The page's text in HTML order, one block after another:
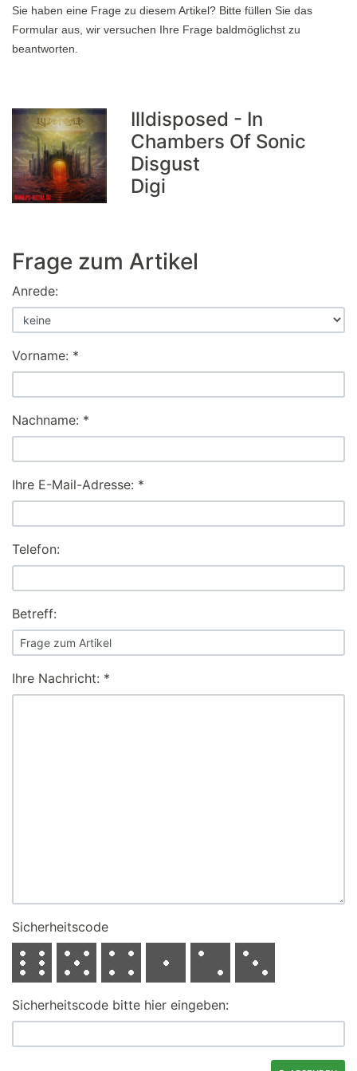
Sie haben eine Frage zu diesem Artikel? Bitte füllen Sie das
Formular aus, wir versuchen Ihre Frage baldmöglichst zu
beantworten.
Illdisposed - In
Chambers Of Sonic
Disgust
Digi
Frage zum Artikel
Anrede:
Vorname: *
Nachname: *
Ihre E-Mail-Adresse: *
Telefon:
Betreff:
Ihre Nachricht: *
Sicherheitscode
Sicherheitscode bitte hier eingeben: